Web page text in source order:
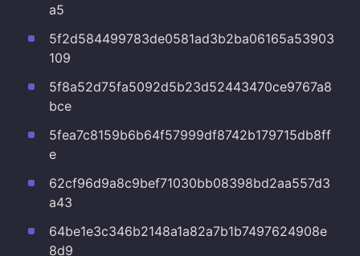
a5
5f2d584499783de0581ad3b2ba06165a53903
109
5f8a52d75fa5092d5b23d52443470ce9767a8
bce
5fea7c8159b6b64f57999df8742b179715db8ff
e
62cf96d9a8c9bef71030bb08398bd2aa557d3
a43
64be1e3c346b2148a1a82a7b1b7497624908e
8d9